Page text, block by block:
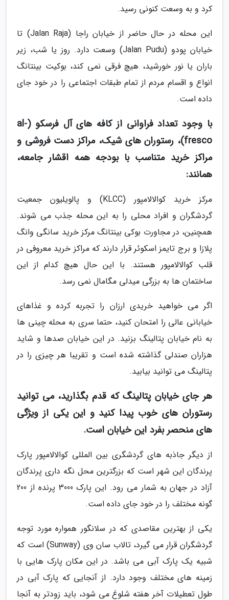
کرد و به وسعت کنونی رسید.
این محله در حال حاضر از خیابان راجا (Jalan Raja) تا
خیابان پودو (Jalan Pudu) وسعت دارد. روز یا شب، زیر
باران یا نور خورشید، هیچ فرقی نمی کند، بوکیت بینتانگ
انواع و اقسام مردم از تمام طبقات اجتماعی را در خود جای
داده است.
با وجود تعداد فراوانی از کافه های آل فرسکو (al-
fresco)، رستوران های شیک، مراکز دست فروشی و
مراکز خرید متناسب با بودجه همه اقشار جامعه،
همانند:
مرکز خرید کوالالامپور (KLCC) و پالویلیون جمعیت
گردشگران و افراد محلی را به این محله جذب می شوند.
همچنین، در مجاورت بوکی بینتانگ مرکز خرید سانگی وانگ
پلازا و برج تایمز اسکوئر قرار دارند که مراکز خرید معروفی در
قلب کوالالامپور هستند. با این حال هیچ کدام از این
ساختمان ها به بزرگی میدلی مگامال نمی رسد.
اگر می خواهید خریدی ارزان را تجربه کرده و غذاهای
خیابانی عالی را امتحان کنید، حتما سری به محله چینی ها
به نام خیابان پتالینگ بزنید. در این خیابان صدها و شاید
هزاران صندلی گذاشته شده است و تقریبا هر چیزی را در
پتالینگ می توانید بیابید.
هر جای خیابان پتالینگ که قدم بگذارید، می توانید
رستوران های خوب پیدا کنید و این یکی از ویژگی
های منحصر بفرد این خیابان است.
از دیگر جاذبه های گردشگری بین المللی کوالالامپور پارک
پرندگان این شهر است که بزرگترین محل نگه داری پرندگان
آزاد در جهان به شمار می رود. این پارک 3000 پرنده از 200
گونه مختلف را در خود جای داده است.
یکی از بهترین مقاصدی که در سلانگور همواره مورد توجه
گردشگران قرار می گیرد، تالاب سان وی (Sunway) است که
شبیه یک پارک آبی می باشد. در این مکان پارک هایی با
زمینه های مختلف وجود دارد. از آنجایی که پارک آبی در
طول تعطیلات آخر هفته شلوغ می شود، باید زودتر به آنجا